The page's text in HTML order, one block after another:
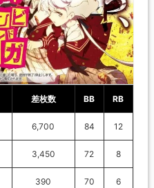
差枚数 BB RB
6,700 84 12
3,450 72 8
390 70 6